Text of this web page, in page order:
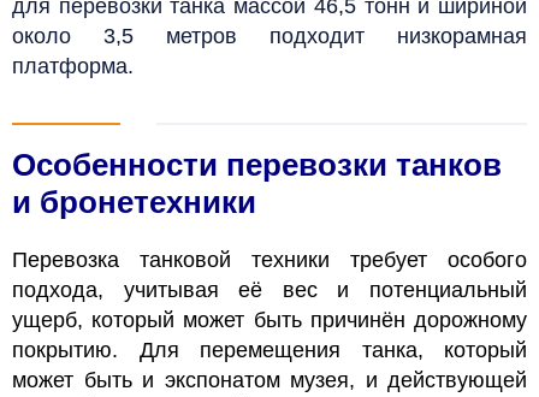
для перевозки танка массой 46,5 тонн и шириной
около 3,5 метров подходит низкорамная
платформа.
Особенности перевозки танков
и бронетехники
Перевозка танковой техники требует особого
подхода, учитывая её вес и потенциальный
ущерб, который может быть причинён дорожному
покрытию. Для перемещения танка, который
может быть и экспонатом музея, и действующей